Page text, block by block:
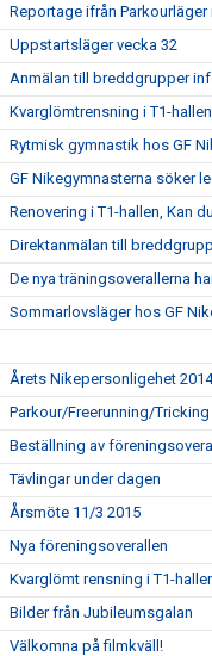
Reportage ifrån Parkourläger
Uppstartsläger vecka 32
Anmälan till breddgrupper
Kvarglömtrensning i T1-hallen
Rytmisk gymnastik hos GF
GF Nikegymnasterna söker
Renovering i T1-hallen, Kan
Direktanmälan till
De nya träningsoverallerna
Sommarlovsläger hos GF
Årets Nikepersonligehet 2014
Parkour/Freerunning/
Beställning av föreningsoverall
Tävlingar under dagen
Årsmöte 11/3 2015
Nya föreningsoverallen
Kvarglömt rensning i T1-
Bilder från Jubileumsgalan
Välkomna på filmkväll!